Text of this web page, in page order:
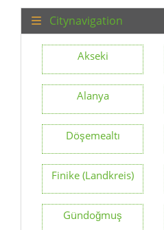
Citynavigation
Akseki
Alanya
Döşemealtı
Finike (Landkreis)
Gündoğmuş